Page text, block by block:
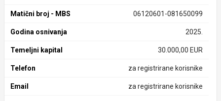
Matični broj - MBS 06120601-081650099
Godina osnivanja 2025.
Temeljni kapital 30.000,00 EUR
Telefon za registrirane korisnike
Email za registrirane korisnike